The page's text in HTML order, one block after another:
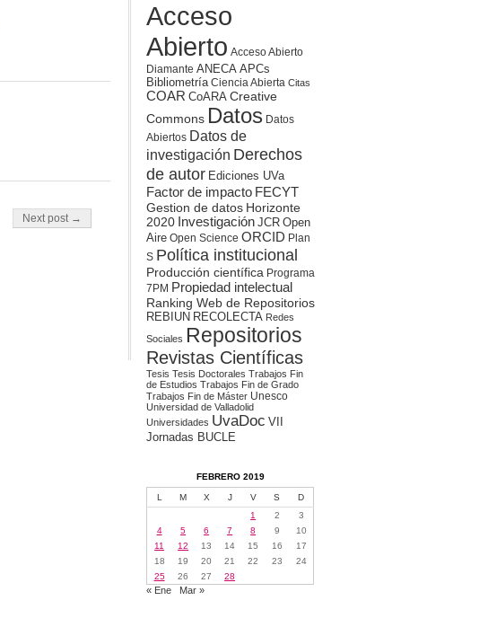
Next post →
Acceso
Abierto Acceso Abierto
Diamante ANECA APCs
Bibliometría Ciencia Abierta Citas
COAR CoARA Creative
Commons Datos Datos
Abiertos Datos de
investigación Derechos
de autor Ediciones UVa
Factor de impacto FECYT
Gestion de datos Horizonte
2020 Investigación JCR Open
Aire Open Science ORCID Plan
S Política institucional
Producción científica Programa
7PM Propiedad intelectual
Ranking Web de Repositorios
REBIUN RECOLECTA Redes
Sociales Repositorios
Revistas Científicas
Tesis Tesis Doctorales Trabajos Fin
de Estudios Trabajos Fin de Grado
Trabajos Fin de Máster Unesco
Universidad de Valladolid
Universidades UvaDoc VII
Jornadas BUCLE
FEBRERO 2019
L M X J V S
D
1
2
3
4
5 6 7 8 9
10
11
12 13 14 15 16
17
18
19 20 21 22 23
24
25
26 27 28
« Ene Mar »